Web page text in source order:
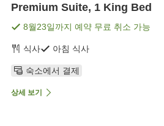
Premium Suite, 1 King Bed
8월23일까지 예약 무료 취소 가능
식사 아침 식사
숙소에서 결제
상세 보기